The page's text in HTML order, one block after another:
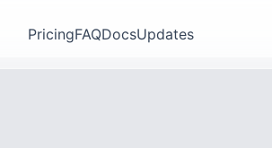
PricingFAQDocsUpdates